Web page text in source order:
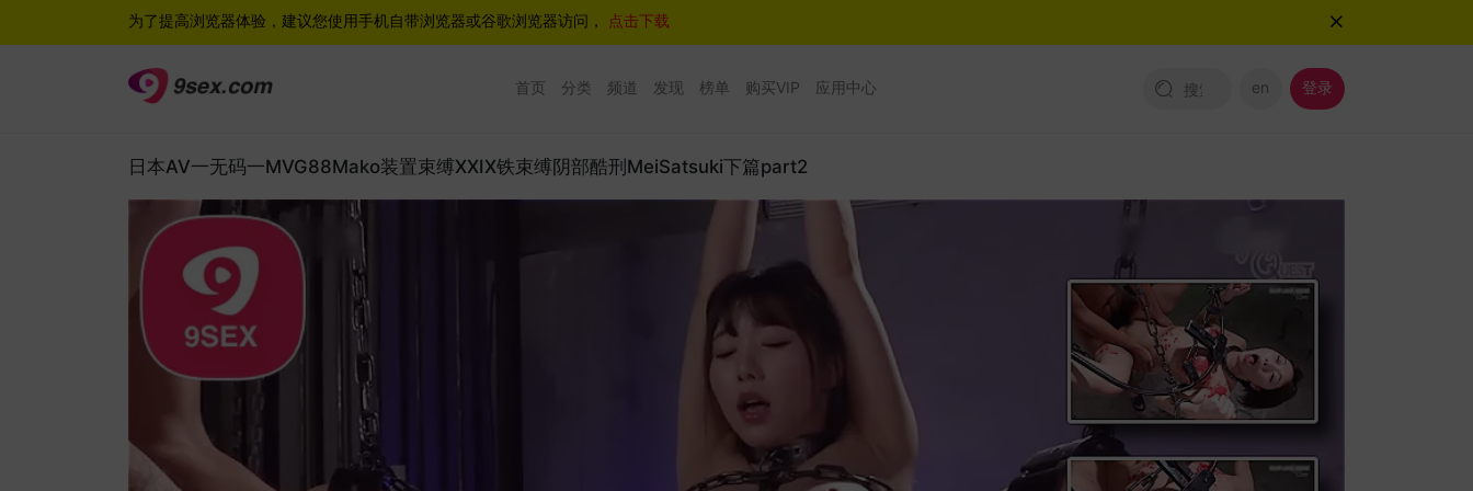
为了提高浏览器体验，建议您使用手机自带浏览器或谷歌浏览器访问， 点击下载
首页 分类 频道 发现 榜单 购买VIP 应用中心 en 登录
日本AV一无码一MVG88Mako装置束缚XXIX铁束缚阴部酷刑MeiSatsuki下篇part2